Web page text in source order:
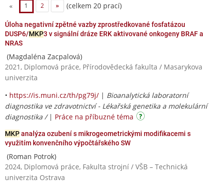
« 1 2 » (celkem 20 prací)
Úloha negativní zpětné vazby zprostředkované fosfatázou
DUSP6/MKP3 v signální dráze ERK aktivované onkogeny BRAF a
NRAS
(Magdaléna Zacpalová)
2021, Diplomová práce, Přírodovědecká fakulta / Masarykova
univerzita
• https://is.muni.cz/th/pg79j/ | Bioanalytická laboratorní
diagnostika ve zdravotnictví - Lékařská genetika a molekulární
diagnostika / | Práce na příbuzné téma
MKPanalýza ozubení s mikrogeometrickými modifikacemi s
využitím konvenčního výpočtářského SW
(Roman Potrok)
2024, Diplomová práce, Fakulta strojní / VŠB – Technická
univerzita Ostrava